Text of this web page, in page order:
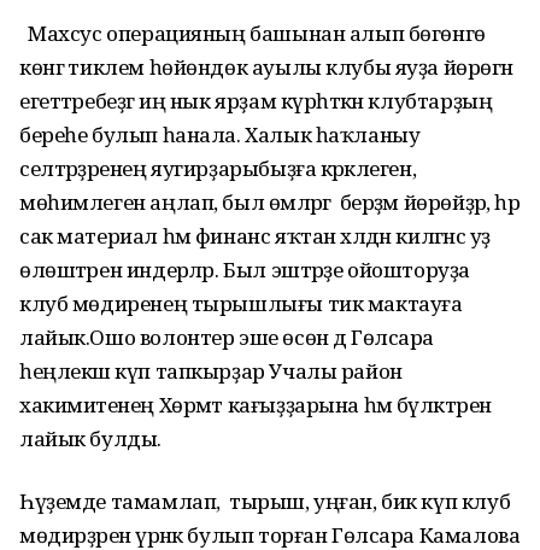
Махсус операцияның башынан алып бөгөнгө
көнгә тиклем һөйөндөк ауылы клубы яуҙа йөрөгән
егеттәребеҙгә иң нык ярҙам күрһәткән клубтарҙың
береһе булып һанала. Халык һаҡланыу
селтәрҙәренең яугирҙарыбыҙға кәрәклеген,
мөһимлеген аңлап, был өмәләргә берҙәм йөрөйҙәр, һәр
сак материал һәм финанс яҡтан хәлдән килгәнсә уҙ
өлөштәрен индерәләр. Был эштәрҙе ойошторуҙа
клуб мөдиренең тырышлығы тик мактауға
лайык.Ошо волонтер эше өсөн дә Гөлсара
һеңлекәш күп тапкырҙар Учалы район
хакимиәтенең Хөрмәт кағыҙҙарына һәм бүләктәренә
лайык булды.
Һүҙемде тамамлап, тырыш, уңған, бик күп клуб
мөдирҙәренә үрнәк булып торған Гөлсара Камалова